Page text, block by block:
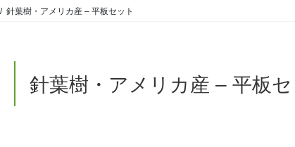
針葉樹・アメリカ産 – 平板セット
針葉樹・アメリカ産 – 平板